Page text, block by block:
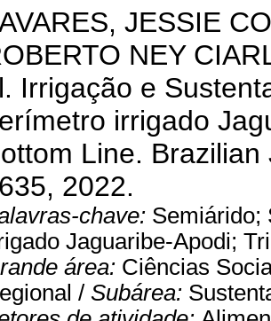
JESSIE
NEY
Irrigação e
irrigado
Line.
2022.
chave: Semiárido;
Jaguaribe-Apodi;
área: Ciências
/ Subárea: